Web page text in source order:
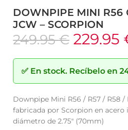
DOWNPIPE MINI R56
JCW – SCORPION
249.95€ 229.95
✅ En stock. Recíbelo en
Downpipe Mini R56 / R57 / R58 /
fabricada por Scorpion en acero
diámetro de 2.75″ (70mm)